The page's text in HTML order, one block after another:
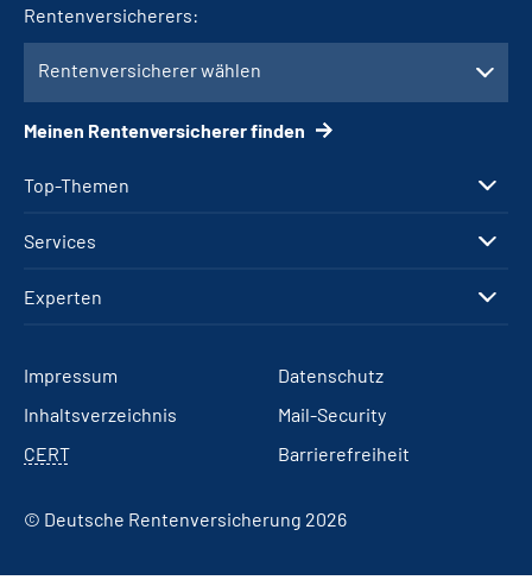
Top-Themen
Services
Experten
Rentenversicherers:
Rentenversicherer wählen
Meinen Rentenversicherer finden
Impressum
Datenschutz
Inhaltsverzeichnis
Mail-Security
CERT
Barrierefreiheit
© Deutsche Rentenversicherung 2026